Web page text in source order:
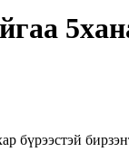
бүрээстэй